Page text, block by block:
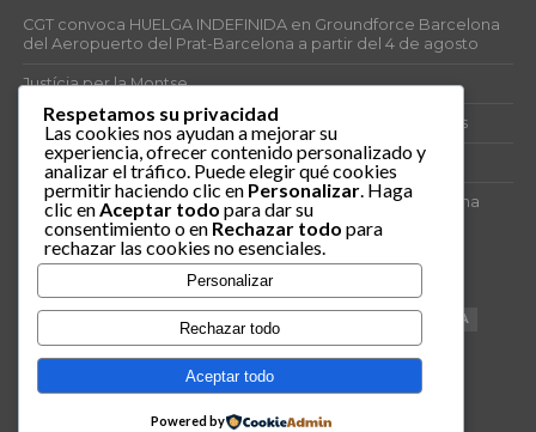
CGT convoca HUELGA INDEFINIDA en Groundforce Barcelona
del Aeropuerto del Prat-Barcelona a partir del 4 de agosto
Justícia per la Montse
25J – Día Mundial para la Prevención de los Ahogamientos
ERE encubierto en H&M Concentrix
Actes centrals 90 aniversari revolució social 1936. Programa
central i per dies. Materials de venda.
VAGA TELEMARKETING NETEJA
CONFERENCIA
DOCUMENTAL
SANITAT CATSALUT 061 ANTI-MWC
Respetamos su privacidad
Las cookies nos ayudan a mejorar su
experiencia, ofrecer contenido personalizado y
analizar el tráfico. Puede elegir qué cookies
permitir haciendo clic en Personalizar . Haga
clic en Aceptar todo para dar su
consentimiento o en Rechazar todo para
rechazar las cookies no esenciales.
Personalizar
Rechazar todo
Aceptar todo
Powered by